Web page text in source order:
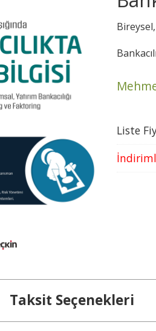
Bireysel,
Liste
Taksit Seçenekleri